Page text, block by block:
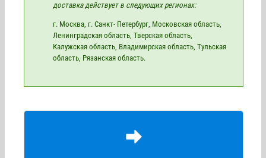
доставка действует в следующих регионах:
г. Москва, г. Санкт- Петербург, Московская область,
Ленинградская область, Тверская область,
Калужская область, Владимирская область, Тульская
область, Рязанская область.
Регионы для выезда: